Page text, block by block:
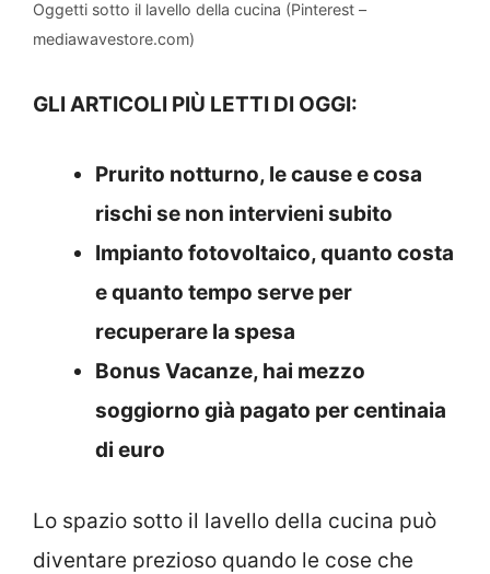
Oggetti sotto il lavello della cucina (Pinterest –
mediawavestore.com)
GLI ARTICOLI PIÙ LETTI DI OGGI:
Prurito notturno, le cause e cosa
rischi se non intervieni subito
Impianto fotovoltaico, quanto costa
e quanto tempo serve per
recuperare la spesa
Bonus Vacanze, hai mezzo
soggiorno già pagato per centinaia
di euro
Lo spazio sotto il lavello della cucina può
diventare prezioso quando le cose che